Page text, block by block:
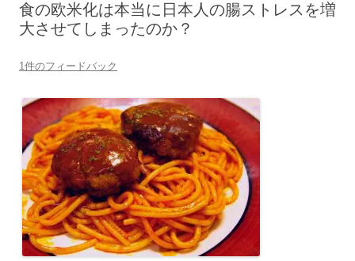
食の欧米化は本当に日本人の腸ストレスを増
大させてしまったのか？
1件のフィードバック